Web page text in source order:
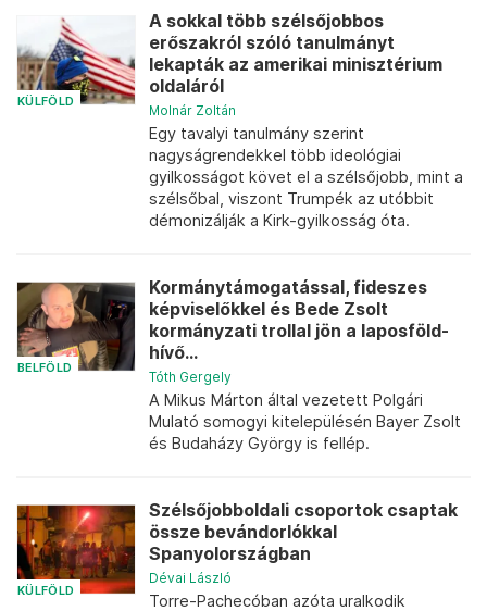
KÜLFÖLD
A sokkal több szélsőjobbos
erőszakról szóló tanulmányt
lekapták az amerikai minisztérium
oldaláról
Molnár Zoltán
Egy tavalyi tanulmány szerint
nagyságrendekkel több ideológiai
gyilkosságot követ el a szélsőjobb, mint a
szélsőbal, viszont Trumpék az utóbbit
démonizálják a Kirk-gyilkosság óta.
BELFÖLD
Kormánytámogatással, fideszes
képviselőkkel és Bede Zsolt
kormányzati trollal jön a laposföld-
hívő...
Tóth Gergely
A Mikus Márton által vezetett Polgári
Mulató somogyi kitelepülésén Bayer Zsolt
és Budaházy György is fellép.
KÜLFÖLD
Szélsőjobboldali csoportok csaptak
össze bevándorlókkal
Spanyolországban
Dévai László
Torre-Pachecóban azóta uralkodik